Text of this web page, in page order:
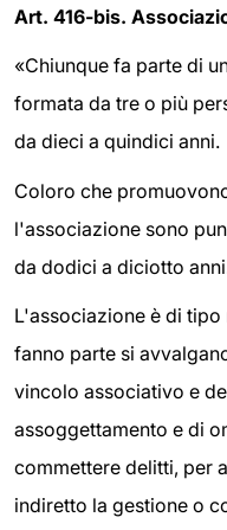
Art. 416-bis.
«Chiunque fa parte di
formata da tre o più
da dieci a quindici anni.
Coloro che
l'associazione sono
da dodici a diciotto
L'associazione è di
fanno parte si
vincolo associativo e
assoggettamento e di
commettere delitti, per
indiretto la gestione o